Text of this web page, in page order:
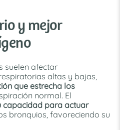
y mejor
suelen afectar
altas y bajas,
que estrecha los
normal. El
capacidad para actuar
bronquios, favoreciendo su